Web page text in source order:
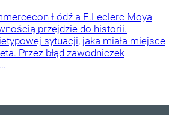
Łódź a E.Leclerc Moya
przejdzie do historii.
sytuacji, jaka miała miejsce
Przez błąd zawodniczek